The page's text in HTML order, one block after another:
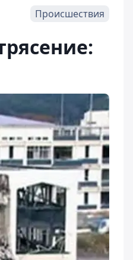
Происшествия